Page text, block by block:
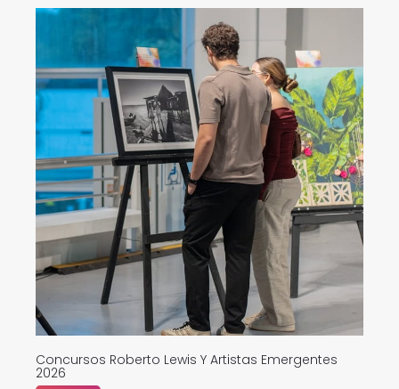
Concursos Roberto Lewis Y Artistas Emergentes
2026